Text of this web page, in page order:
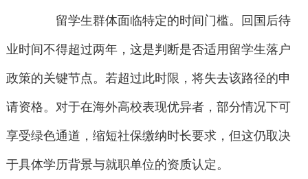
留学生群体面临特定的时间门槛。回国后待
业时间不得超过两年，这是判断是否适用留学生落户
政策的关键节点。若超过此时限，将失去该路径的申
请资格。对于在海外高校表现优异者，部分情况下可
享受绿色通道，缩短社保缴纳时长要求，但这仍取决
于具体学历背景与就职单位的资质认定。